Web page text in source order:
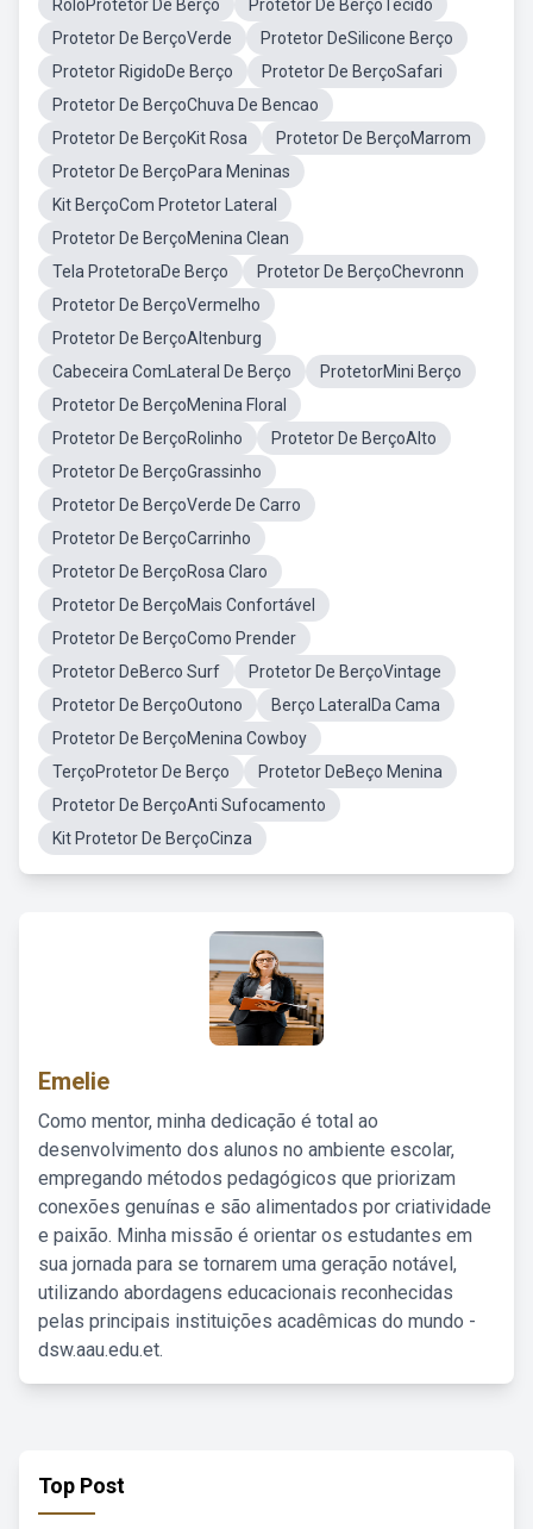
RoloProtetor De Berço
Protetor De BerçoTecido
Protetor De BerçoVerde
Protetor DeSilicone Berço
Protetor RigidoDe Berço
Protetor De BerçoSafari
Protetor De BerçoChuva De Bencao
Protetor De BerçoKit Rosa
Protetor De BerçoMarrom
Protetor De BerçoPara Meninas
Kit BerçoCom Protetor Lateral
Protetor De BerçoMenina Clean
Tela ProtetoraDe Berço
Protetor De BerçoChevronn
Protetor De BerçoVermelho
Protetor De BerçoAltenburg
Cabeceira ComLateral De Berço
ProtetorMini Berço
Protetor De BerçoMenina Floral
Protetor De BerçoRolinho
Protetor De BerçoAlto
Protetor De BerçoGrassinho
Protetor De BerçoVerde De Carro
Protetor De BerçoCarrinho
Protetor De BerçoRosa Claro
Protetor De BerçoMais Confortável
Protetor De BerçoComo Prender
Protetor DeBerco Surf
Protetor De BerçoVintage
Protetor De BerçoOutono
Berço LateralDa Cama
Protetor De BerçoMenina Cowboy
TerçoProtetor De Berço
Protetor DeBeço Menina
Protetor De BerçoAnti Sufocamento
Kit Protetor De BerçoCinza
Emelie
Como mentor, minha dedicação é total ao
desenvolvimento dos alunos no ambiente escolar,
empregando métodos pedagógicos que priorizam
conexões genuínas e são alimentados por criatividade
e paixão. Minha missão é orientar os estudantes em
sua jornada para se tornarem uma geração notável,
utilizando abordagens educacionais reconhecidas
pelas principais instituições acadêmicas do mundo -
dsw.aau.edu.et.
Top Post